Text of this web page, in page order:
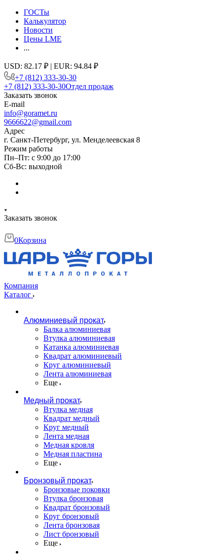
ГОСТы
Калькулятор
Новости
Цены LME
...
USD: 82.17 ₽ | EUR: 94.84 ₽
+7 (812) 333-30-30
+7 (812) 333-30-30Отдел продаж
Заказать звонок
E-mail
info@goramet.ru
9666622@gmail.com
Адрес
г. Санкт-Петербург, ул. Менделеевская 8
Режим работы
Пн–Пт: с 9:00 до 17:00
Сб-Вс: выходной
Заказать звонок
0Корзина
Компания
Каталог
Алюминиевый прокат
Балка алюминиевая
Втулка алюминиевая
Катанка алюминиевая
Квадрат алюминиевый
Круг алюминиевый
Лента алюминиевая
Еще
Медный прокат
Втулка медная
Квадрат медный
Круг медный
Лента медная
Медная кровля
Медная пластина
Еще
Бронзовый прокат
Бронзовые поковки
Втулка бронзовая
Квадрат бронзовый
Круг бронзовый
Лента бронзовая
Лист бронзовый
Еще